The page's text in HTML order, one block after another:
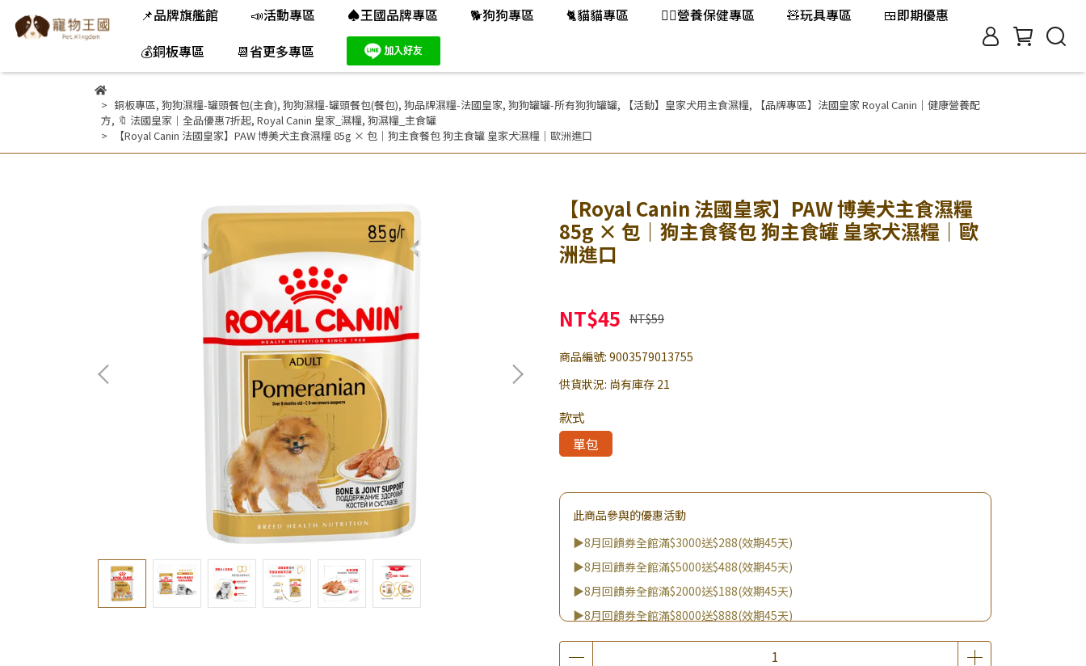
📌品牌旗艦館 📣活動專區 ♠王國品牌專區 🐕️狗狗專區 🐈️貓貓專區 👨‍⚕️營養保健專區 🧸玩具專區
🍱即期優惠
💰銅板專區
📆省更多專區
銅板專區, 狗狗濕糧-罐頭餐包(主食), 狗狗濕糧-罐頭餐包(餐包), 狗品牌濕糧-法國皇家, 狗狗罐罐-所有狗狗罐罐, 【活動】皇家犬用主食濕糧,
【品牌專區】法國皇家 Royal Canin｜健康營養配
方, 🔖 法國皇家｜全品優惠7折起, Royal Canin 皇家_濕糧, 狗濕糧_主食罐
【Royal Canin 法國皇家】PAW 博美犬主食濕糧 85g × 包｜狗主食餐包 狗主食罐 皇家犬濕糧｜歐洲進口
【Royal Canin 法國皇家】PAW 博美犬主食濕糧
85g × 包｜狗主食餐包 狗主食罐 皇家犬濕糧｜歐
洲進口
NT$45 NT$59
商品編號: 9003579013755
供貨狀況: 尚有庫存 21
款式
單包
此商品參與的優惠活動
▶8月回饋券全館滿$3000送$288(效期45天)
▶8月回饋券全館滿$5000送$488(效期45天)
▶8月回饋券全館滿$2000送$188(效期45天)
▶8月回饋券全館滿$8000送$888(效期45天)
▶消費滿999｜享超值價$299加購BIO UP面膜